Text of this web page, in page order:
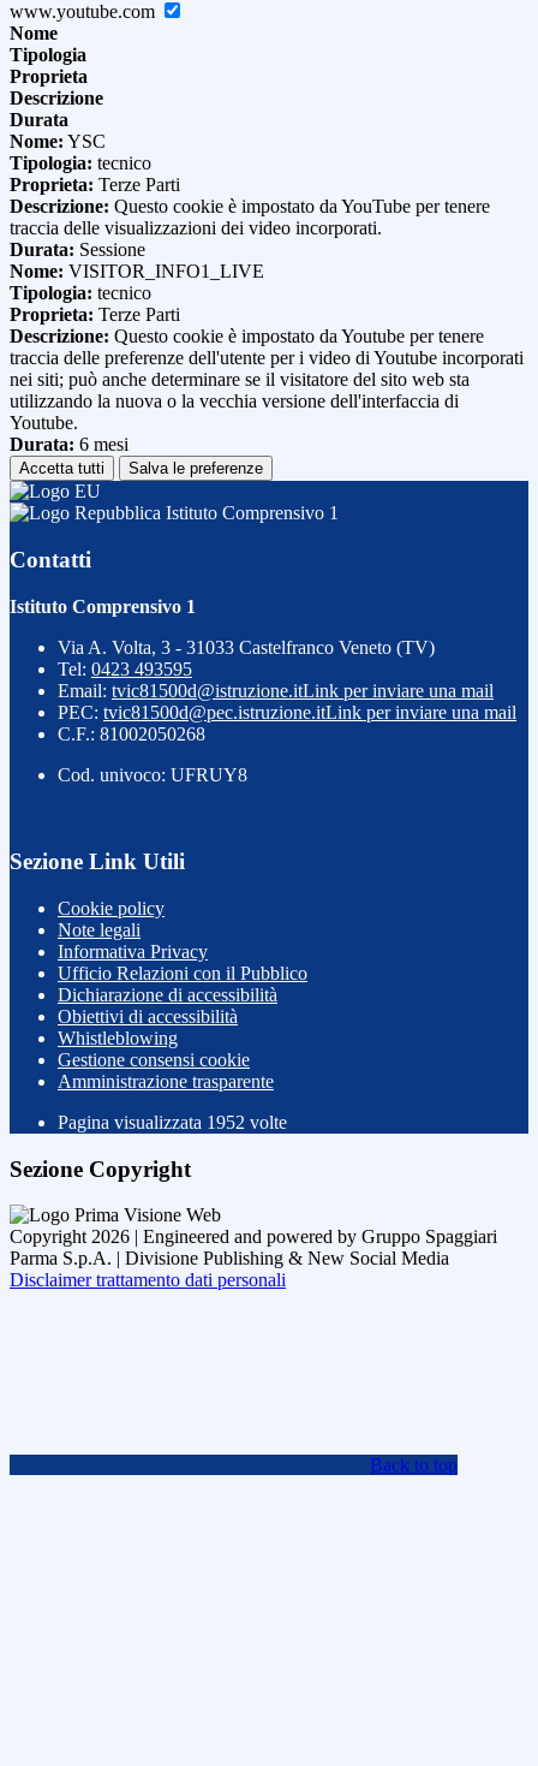
www.youtube.com
Nome
Tipologia
Proprieta
Descrizione
Durata
Nome: YSC
Tipologia: tecnico
Proprieta: Terze Parti
Descrizione: Questo cookie è impostato da YouTube per tenere
traccia delle visualizzazioni dei video incorporati.
Durata: Sessione
Nome: VISITOR_INFO1_LIVE
Tipologia: tecnico
Proprieta: Terze Parti
Descrizione: Questo cookie è impostato da Youtube per tenere
traccia delle preferenze dell'utente per i video di Youtube incorporati
nei siti; può anche determinare se il visitatore del sito web sta
utilizzando la nuova o la vecchia versione dell'interfaccia di
Youtube.
Durata: 6 mesi
Accetta tutti Salva le preferenze
Istituto Comprensivo 1
Contatti
Istituto Comprensivo 1
Via A. Volta, 3 - 31033 Castelfranco Veneto (TV)
Tel: 0423 493595
Email: tvic81500d@istruzione.itLink per inviare una mail
PEC: tvic81500d@pec.istruzione.itLink per inviare una mail
C.F.: 81002050268
Cod. univoco: UFRUY8
Sezione Link Utili
Cookie policy
Note legali
Informativa Privacy
Ufficio Relazioni con il Pubblico
Dichiarazione di accessibilità
Obiettivi di accessibilità
Whistleblowing
Gestione consensi cookie
Amministrazione trasparente
Pagina visualizzata 1952 volte
Sezione Copyright
Copyright 2026 | Engineered and powered by Gruppo Spaggiari
Parma S.p.A. | Divisione Publishing & New Social Media
Disclaimer trattamento dati personali
Back to top